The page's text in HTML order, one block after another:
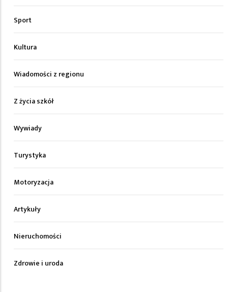
Sport
Kultura
Wiadomości z regionu
Z życia szkół
Wywiady
Turystyka
Motoryzacja
Artykuły
Nieruchomości
Zdrowie i uroda